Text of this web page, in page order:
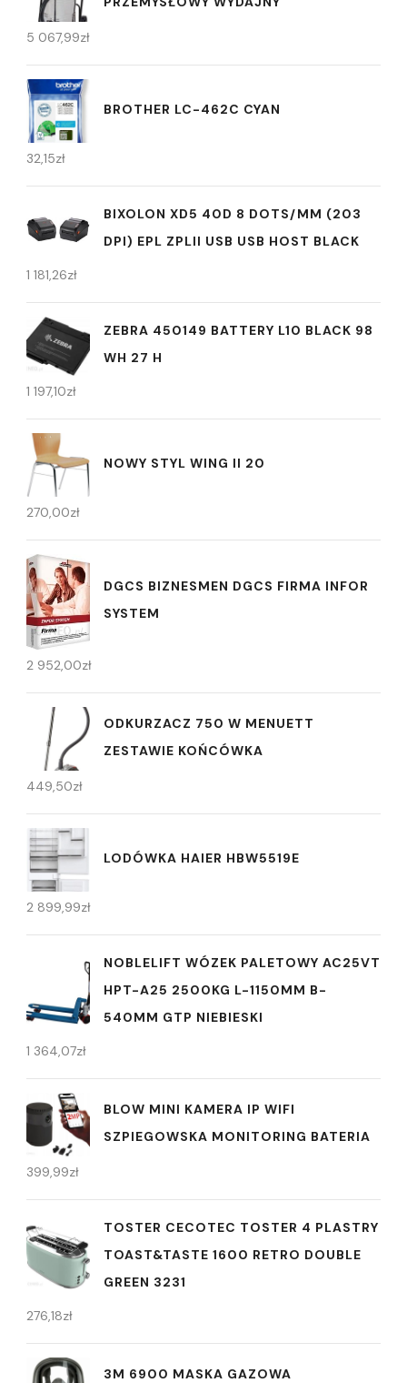
5 067,99zł
BROTHER LC-462C CYAN
32,15zł
BIXOLON XD5 40D 8 DOTS/MM (203
DPI) EPL ZPLII USB USB HOST BLACK
1 181,26zł
ZEBRA 450149 BATTERY L10 BLACK 98
WH 27 H
1 197,10zł
NOWY STYL WING II 20
270,00zł
DGCS BIZNESMEN DGCS FIRMA INFOR
SYSTEM
2 952,00zł
ODKURZACZ 750 W MENUETT
ZESTAWIE KOŃCÓWKA
449,50zł
LODÓWKA HAIER HBW5519E
2 899,99zł
NOBLELIFT WÓZEK PALETOWY AC25VT
HPT-A25 2500KG L-1150MM B-
540MM GTP NIEBIESKI
1 364,07zł
BLOW MINI KAMERA IP WIFI
SZPIEGOWSKA MONITORING BATERIA
399,99zł
TOSTER CECOTEC TOSTER 4 PLASTRY
TOAST&TASTE 1600 RETRO DOUBLE
GREEN 3231
276,18zł
3M 6900 MASKA GAZOWA